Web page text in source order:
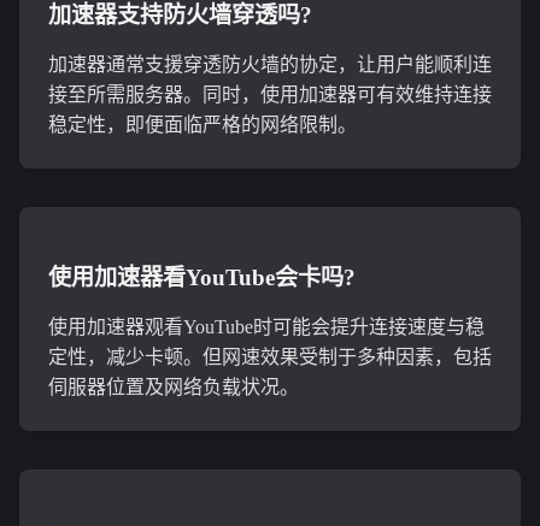
加速器支持防火墙穿透吗?
加速器通常支援穿透防火墙的协定，让用户能顺利连
接至所需服务器。同时，使用加速器可有效维持连接
稳定性，即便面临严格的网络限制。
使用加速器看YouTube会卡吗?
使用加速器观看YouTube时可能会提升连接速度与稳
定性，减少卡顿。但网速效果受制于多种因素，包括
伺服器位置及网络负载状况。